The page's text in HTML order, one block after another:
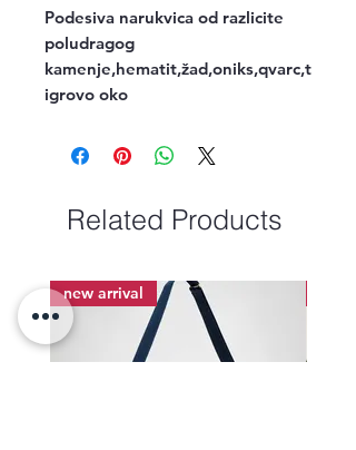
Podesiva narukvica od razlicite
poludragog
kamenje,hematit,žad,oniks,qvarc,t
igrovo oko
Related Products
new arrival